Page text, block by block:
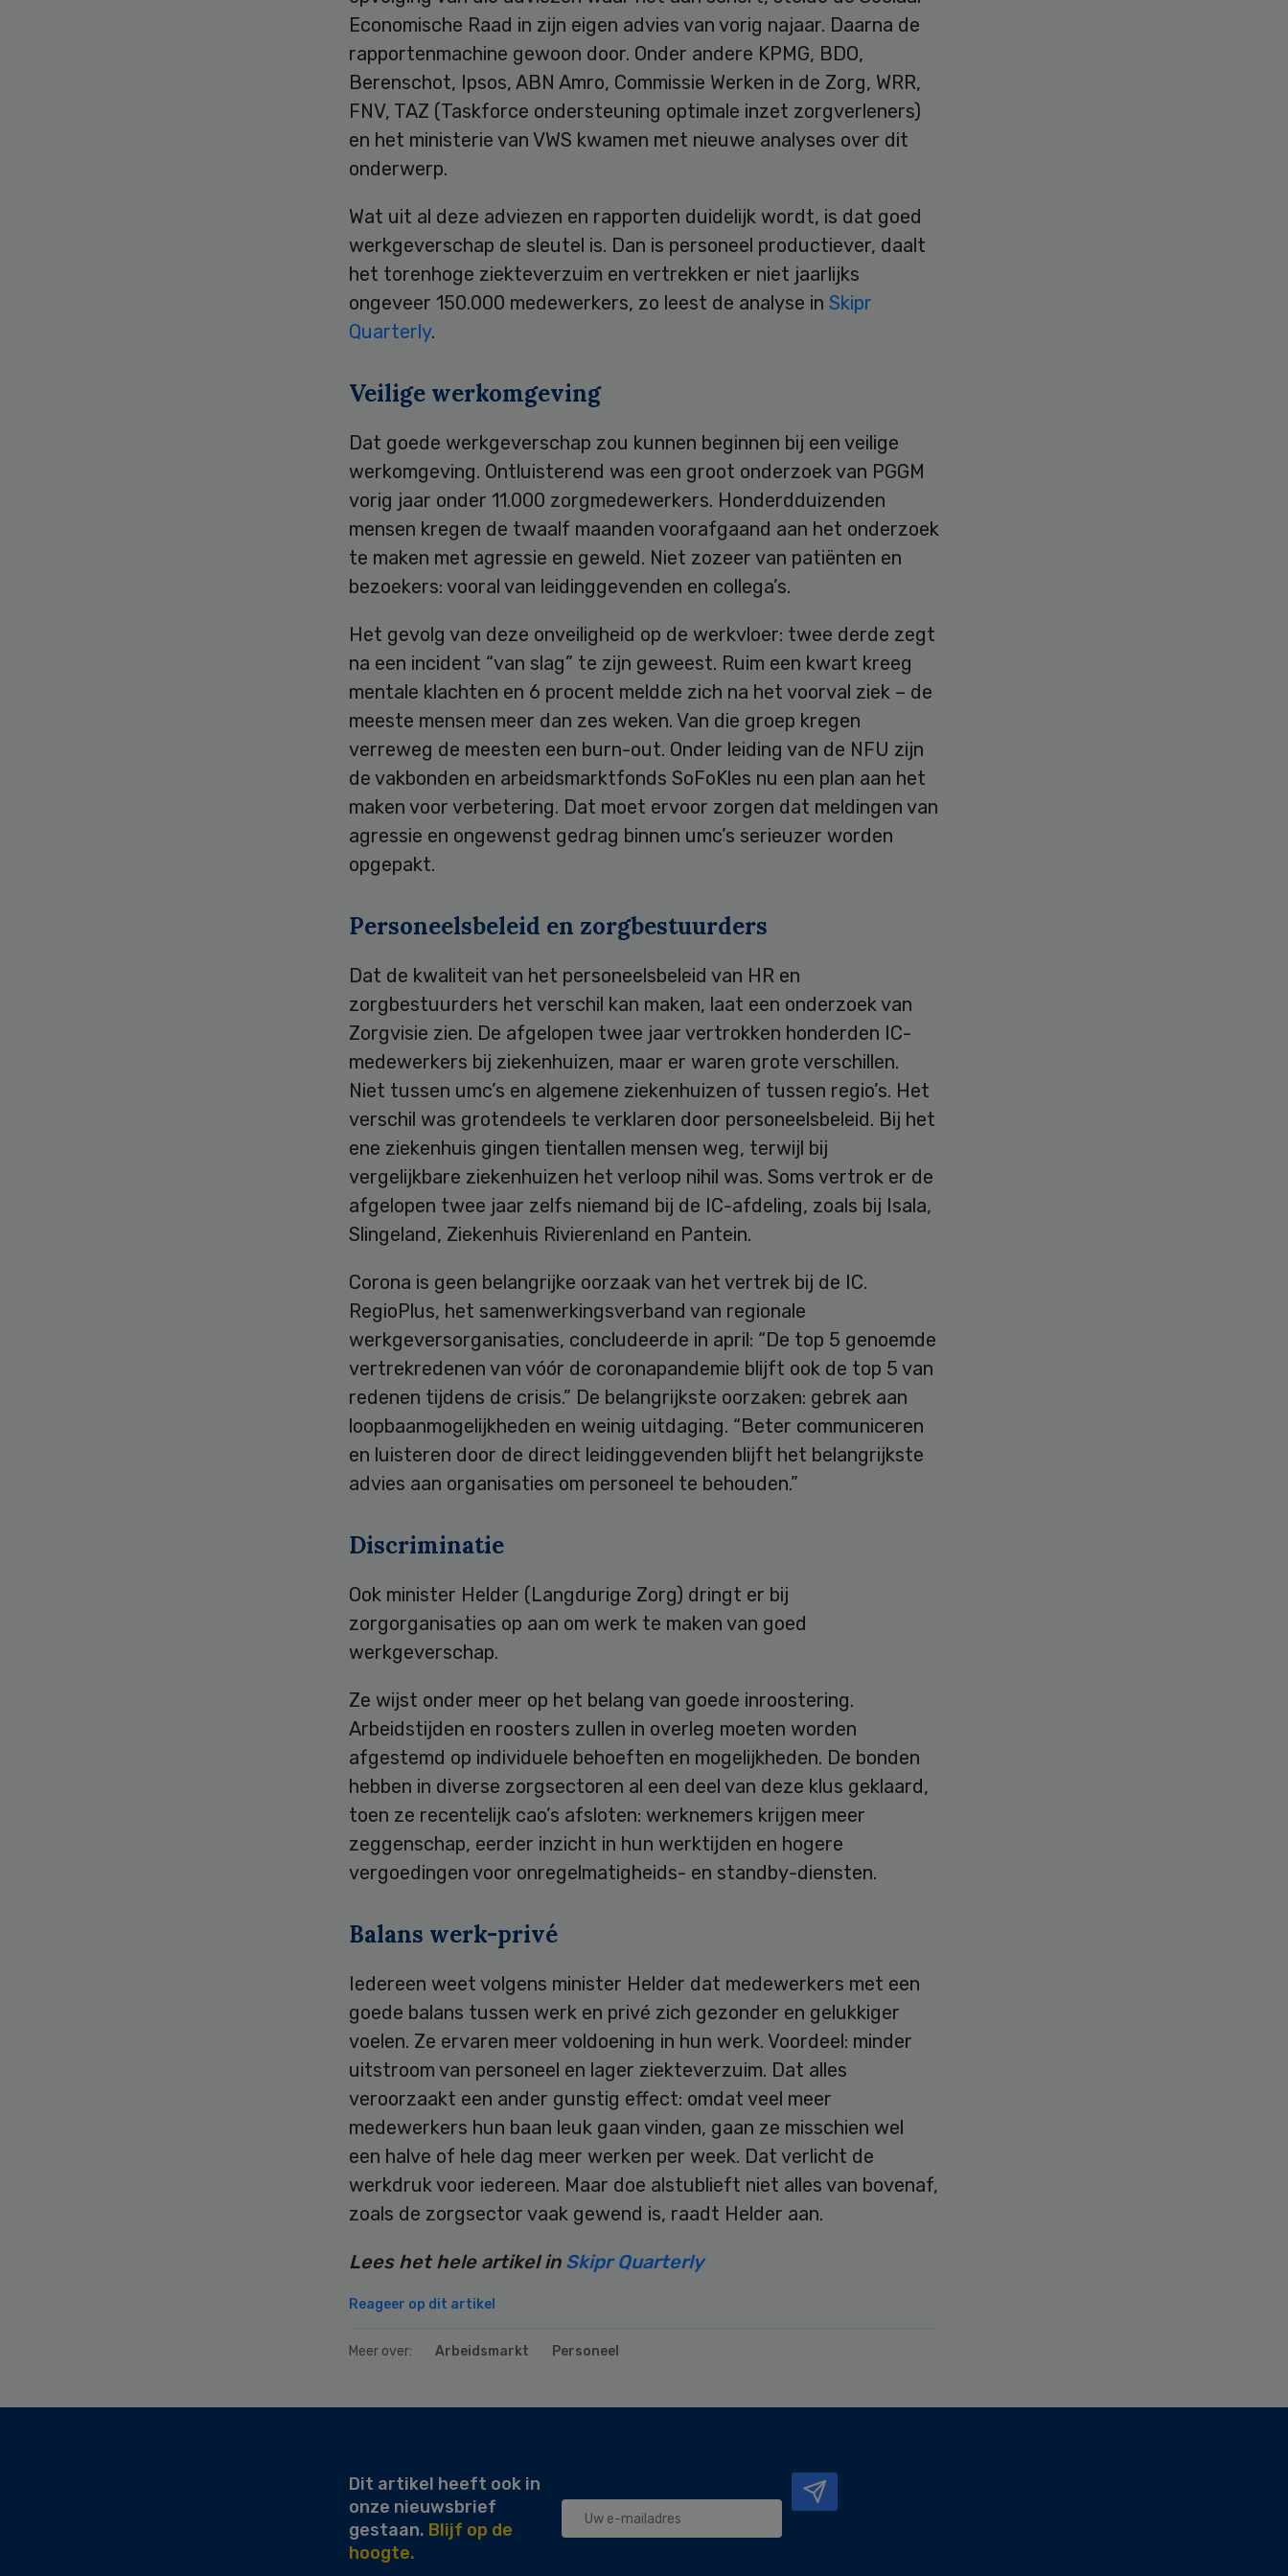
Economische Raad in zijn eigen advies van vorig najaar. Daarna de
rapportenmachine gewoon door. Onder andere KPMG, BDO,
Berenschot, Ipsos, ABN Amro, Commissie Werken in de Zorg, WRR,
FNV, TAZ (Taskforce ondersteuning optimale inzet zorgverleners)
en het ministerie van VWS kwamen met nieuwe analyses over dit
onderwerp.
Wat uit al deze adviezen en rapporten duidelijk wordt, is dat goed
werkgeverschap de sleutel is. Dan is personeel productiever, daalt
het torenhoge ziekteverzuim en vertrekken er niet jaarlijks
ongeveer 150.000 medewerkers, zo leest de analyse in Skipr
Quarterly.
Veilige werkomgeving
Dat goede werkgeverschap zou kunnen beginnen bij een veilige
werkomgeving. Ontluisterend was een groot onderzoek van PGGM
vorig jaar onder 11.000 zorgmedewerkers. Honderdduizenden
mensen kregen de twaalf maanden voorafgaand aan het onderzoek
te maken met agressie en geweld. Niet zozeer van patiënten en
bezoekers: vooral van leidinggevenden en collega’s.
Het gevolg van deze onveiligheid op de werkvloer: twee derde zegt
na een incident “van slag” te zijn geweest. Ruim een kwart kreeg
mentale klachten en 6 procent meldde zich na het voorval ziek – de
meeste mensen meer dan zes weken. Van die groep kregen
verreweg de meesten een burn-out. Onder leiding van de NFU zijn
de vakbonden en arbeidsmarktfonds SoFoKles nu een plan aan het
maken voor verbetering. Dat moet ervoor zorgen dat meldingen van
agressie en ongewenst gedrag binnen umc’s serieuzer worden
opgepakt.
Personeelsbeleid en zorgbestuurders
Dat de kwaliteit van het personeelsbeleid van HR en
zorgbestuurders het verschil kan maken, laat een onderzoek van
Zorgvisie zien. De afgelopen twee jaar vertrokken honderden IC-
medewerkers bij ziekenhuizen, maar er waren grote verschillen.
Niet tussen umc’s en algemene ziekenhuizen of tussen regio’s. Het
verschil was grotendeels te verklaren door personeelsbeleid. Bij het
ene ziekenhuis gingen tientallen mensen weg, terwijl bij
vergelijkbare ziekenhuizen het verloop nihil was. Soms vertrok er de
afgelopen twee jaar zelfs niemand bij de IC-afdeling, zoals bij Isala,
Slingeland, Ziekenhuis Rivierenland en Pantein.
Corona is geen belangrijke oorzaak van het vertrek bij de IC.
RegioPlus, het samenwerkingsverband van regionale
werkgeversorganisaties, concludeerde in april: “De top 5 genoemde
vertrekredenen van vóór de coronapandemie blijft ook de top 5 van
redenen tijdens de crisis.” De belangrijkste oorzaken: gebrek aan
loopbaanmogelijkheden en weinig uitdaging. “Beter communiceren
en luisteren door de direct leidinggevenden blijft het belangrijkste
advies aan organisaties om personeel te behouden.”
Discriminatie
Ook minister Helder (Langdurige Zorg) dringt er bij
zorgorganisaties op aan om werk te maken van goed
werkgeverschap.
Ze wijst onder meer op het belang van goede inroostering.
Arbeidstijden en roosters zullen in overleg moeten worden
afgestemd op individuele behoeften en mogelijkheden. De bonden
hebben in diverse zorgsectoren al een deel van deze klus geklaard,
toen ze recentelijk cao’s afsloten: werknemers krijgen meer
zeggenschap, eerder inzicht in hun werktijden en hogere
vergoedingen voor onregelmatigheids- en standby-diensten.
Balans werk-privé
Iedereen weet volgens minister Helder dat medewerkers met een
goede balans tussen werk en privé zich gezonder en gelukkiger
voelen. Ze ervaren meer voldoening in hun werk. Voordeel: minder
uitstroom van personeel en lager ziekteverzuim. Dat alles
veroorzaakt een ander gunstig effect: omdat veel meer
medewerkers hun baan leuk gaan vinden, gaan ze misschien wel
een halve of hele dag meer werken per week. Dat verlicht de
werkdruk voor iedereen. Maar doe alstublieft niet alles van bovenaf,
zoals de zorgsector vaak gewend is, raadt Helder aan.
Lees het hele artikel in Skipr Quarterly
Reageer op dit artikel
Meer over: Arbeidsmarkt Personeel
Secondary
Dit artikel heeft ook in
onze nieuwsbrief
gestaan. Blijf op de
hoogte.